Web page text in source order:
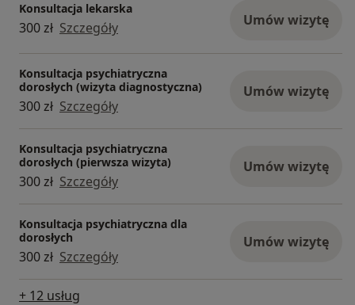
Konsultacja lekarska
300 zł Szczegóły Umów wizytę
Konsultacja psychiatryczna
dorosłych (wizyta diagnostyczna)
300 zł Szczegóły
Umów wizytę
Konsultacja psychiatryczna
dorosłych (pierwsza wizyta)
300 zł Szczegóły
Umów wizytę
Konsultacja psychiatryczna dla
dorosłych
300 zł Szczegóły
Umów wizytę
+ 12 usług